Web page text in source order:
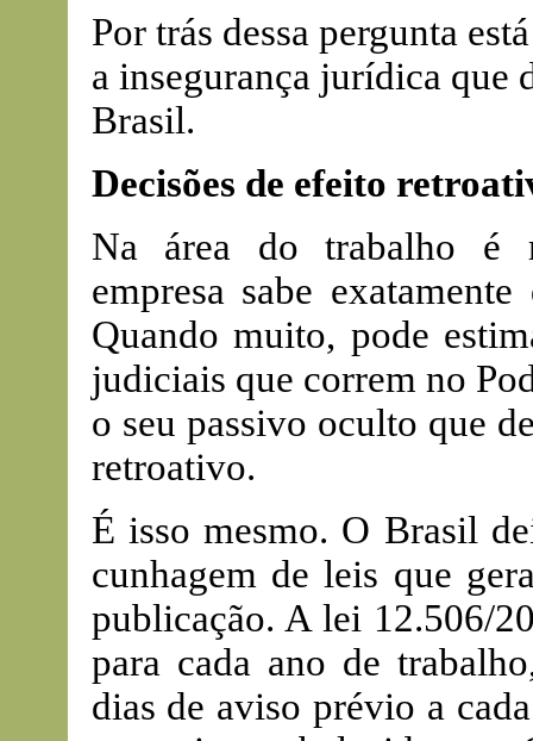
Por trás dessa pergunta
a insegurança jurídica que
Brasil.
Decisões de efeito
Na área do trabalho é
empresa sabe
Quando muito, pode
judiciais que correm no
o seu passivo oculto que
retroativo.
É isso mesmo. O Brasil
cunhagem de leis que
publicação. A lei 12.506/
para cada ano de
dias de aviso prévio a